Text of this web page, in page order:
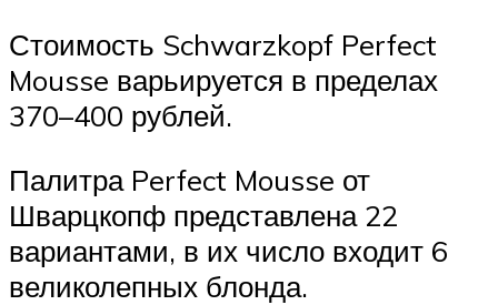
Стоимость Schwarzkopf Perfect
Mousse варьируется в пределах
370–400 рублей.
Палитра Perfect Mousse от
Шварцкопф представлена 22
вариантами, в их число входит 6
великолепных блонда.